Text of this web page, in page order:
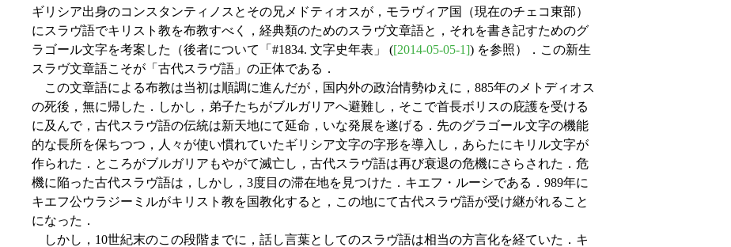
ギリシア出身のコンスタンティノスとその兄メドティオスが，モラヴィア国（現在のチェコ東部）
にスラヴ語でキリスト教を布教すべく，経典類のためのスラヴ文章語と，それを書き記すためのグ
ラゴール文字を考案した（後者について「#1834. 文字史年表」 ([2014-05-05-1]) を参照）．この新生
スラヴ文章語こそが「古代スラヴ語」の正体である．
この文章語による布教は当初は順調に進んだが，国内外の政治情勢ゆえに，885年のメトディオス
の死後，無に帰した．しかし，弟子たちがブルガリアへ避難し，そこで首長ボリスの庇護を受ける
に及んで，古代スラヴ語の伝統は新天地にて延命，いな発展を遂げる．先のグラゴール文字の機能
的な長所を保ちつつ，人々が使い慣れていたギリシア文字の字形を導入し，あらたにキリル文字が
作られた．ところがブルガリアもやがて滅亡し，古代スラヴ語は再び衰退の危機にさらされた．危
機に陥った古代スラヴ語は，しかし，3度目の滞在地を見つけた．キエフ・ルーシである．989年に
キエフ公ウラジーミルがキリスト教を国教化すると，この地にて古代スラヴ語が受け継がれること
になった．
しかし，10世紀末のこの段階までに，話し言葉としてのスラヴ語は相当の方言化を経ていた．キ